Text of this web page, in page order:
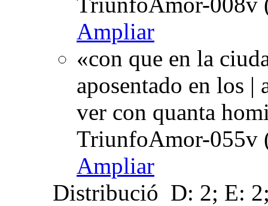
Ampliar
«con que en la
aposentado en los |
ver con quanta
TriunfoAmor-055v
Ampliar
Distribució D: 2; E: